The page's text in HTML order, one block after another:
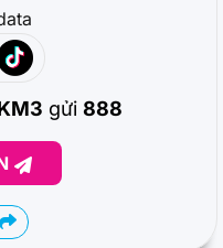
gửi 888